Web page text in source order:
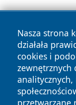
Nasza strona
działała
cookies i
zewnętrznych
przetwarzane
Copyright © 2026
zastrzeżone.